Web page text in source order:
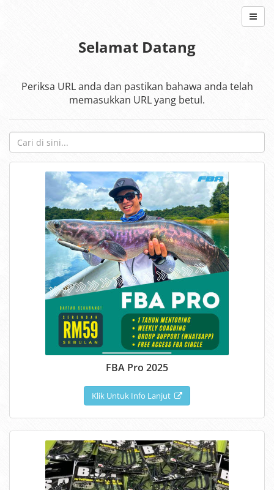
Selamat Datang
Periksa URL anda dan pastikan bahawa anda telah
memasukkan URL yang betul.
FBA Pro 2025
Klik Untuk Info Lanjut